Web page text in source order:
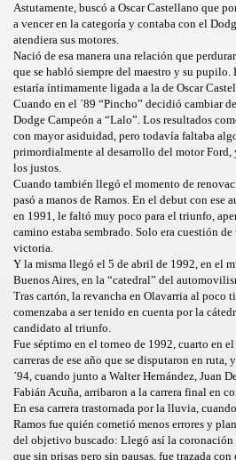
Astutamente, buscó a Oscar Castellano que
a vencer en la categoría y contaba con el
atendiera sus motores.
Nació de esa manera una relación que
que se habló siempre del maestro y su pupilo.
estaría íntimamente ligada a la de Oscar
Cuando en el ´89 “Pincho” decidió cambiar
Dodge Campeón a “Lalo”. Los resultados
con mayor asiduidad, pero todavía faltaba
primordialmente al desarrollo del motor Ford,
los justos.
Cuando también llegó el momento de
pasó a manos de Ramos. En el debut con ese
en 1991, le faltó muy poco para el triunfo,
camino estaba sembrado. Solo era cuestión
victoria.
Y la misma llegó el 5 de abril de 1992, en el
Buenos Aires, en la “catedral” del
Tras cartón, la revancha en Olavarria al poco
comenzaba a ser tenido en cuenta por la
candidato al triunfo.
Fue séptimo en el torneo de 1992, cuarto en
carreras de ese año que se disputaron en
´94, cuando junto a Walter Hernández, Juan
Fabián Acuña, arribaron a la carrera final en
En esa carrera trastornada por la lluvia,
Ramos fue quién cometió menos errores y
del objetivo buscado: Llegó así la
que sin prisas pero sin pausas, fue trazada